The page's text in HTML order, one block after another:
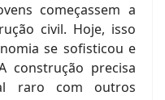
começassem a
civil. Hoje, isso
se sofisticou e
construção precisa
raro com outros